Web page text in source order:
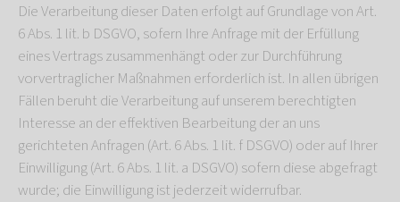
Die Verarbeitung dieser Daten erfolgt auf Grundlage von Art.
6 Abs. 1 lit. b DSGVO, sofern Ihre Anfrage mit der Erfüllung
eines Vertrags zusammenhängt oder zur Durchführung
vorvertraglicher Maßnahmen erforderlich ist. In allen übrigen
Fällen beruht die Verarbeitung auf unserem berechtigten
Interesse an der effektiven Bearbeitung der an uns
gerichteten Anfragen (Art. 6 Abs. 1 lit. f DSGVO) oder auf Ihrer
Einwilligung (Art. 6 Abs. 1 lit. a DSGVO) sofern diese abgefragt
wurde; die Einwilligung ist jederzeit widerrufbar.